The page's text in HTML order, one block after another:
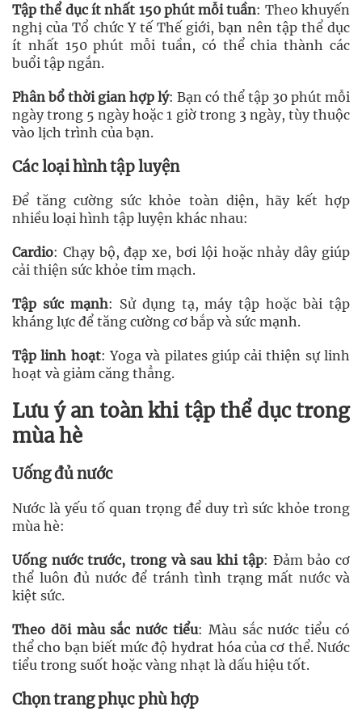
Tập thể dục ít nhất 150 phút mỗi tuần: Theo khuyến
nghị của Tổ chức Y tế Thế giới, bạn nên tập thể dục
ít nhất 150 phút mỗi tuần, có thể chia thành các
buổi tập ngắn.
Phân bổ thời gian hợp lý: Bạn có thể tập 30 phút mỗi
ngày trong 5 ngày hoặc 1 giờ trong 3 ngày, tùy thuộc
vào lịch trình của bạn.
Các loại hình tập luyện
Để tăng cường sức khỏe toàn diện, hãy kết hợp
nhiều loại hình tập luyện khác nhau:
Cardio: Chạy bộ, đạp xe, bơi lội hoặc nhảy dây giúp
cải thiện sức khỏe tim mạch.
Tập sức mạnh: Sử dụng tạ, máy tập hoặc bài tập
kháng lực để tăng cường cơ bắp và sức mạnh.
Tập linh hoạt: Yoga và pilates giúp cải thiện sự linh
hoạt và giảm căng thẳng.
Lưu ý an toàn khi tập thể dục trong
mùa hè
Uống đủ nước
Nước là yếu tố quan trọng để duy trì sức khỏe trong
mùa hè:
Uống nước trước, trong và sau khi tập: Đảm bảo cơ
thể luôn đủ nước để tránh tình trạng mất nước và
kiệt sức.
Theo dõi màu sắc nước tiểu: Màu sắc nước tiểu có
thể cho bạn biết mức độ hydrat hóa của cơ thể. Nước
tiểu trong suốt hoặc vàng nhạt là dấu hiệu tốt.
Chọn trang phục phù hợp